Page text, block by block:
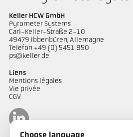
Keller HCW GmbH
Pyrometer Systems
Carl-Keller-Straße 2-10
49479 Ibbenbüren, Allemagne
Telefon +49 (0) 5451 850
ps@keller.de
Liens
Mentions légales
Vie privée
CGV